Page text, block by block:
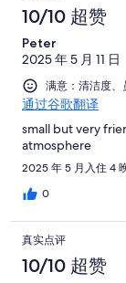
10/10 超赞
Peter
2025 年 5 月 11 日
满意：清洁度
通过谷歌翻译
small but very
atmosphere
2025 年 5 月入住 4
0
真实点评
10/10 超赞